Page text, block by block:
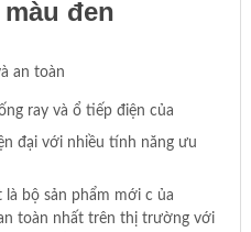
màu đen
an toàn
ray và ổ tiếp điện của
đại với nhiều tính năng ưu
bộ sản phẩm mới c ủa
toàn nhất trên thị trường với